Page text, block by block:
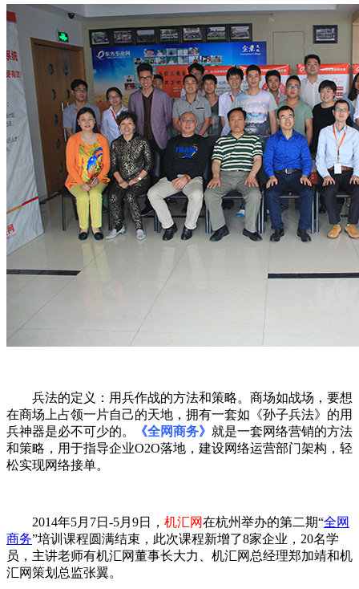
兵法的定义：用兵作战的方法和策略。商场如战场，要想
在商场上占领一片自己的天地，拥有一套如《孙子兵法》的用
兵神器是必不可少的。
《全网商务》 就是一套网络营销的方法
和策略，用于指导企业O2O落地，建设网络运营部门架构，轻
松实现网络接单。
2014年5月7日-5月9日， 机汇网在杭州举办的第二期“全网
商务”培训课程圆满结束，此次课程新增了8家企业，20名学
员，主讲老师有机汇网董事长大力、机汇网总经理郑加靖和机
汇网策划总监张翼。